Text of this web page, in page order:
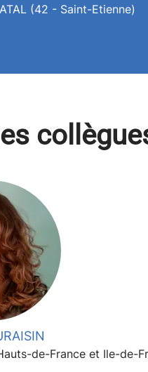
(42 - Saint-Etienne)
de-France et Ile-de-